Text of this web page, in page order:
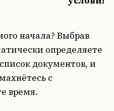
начала? Выбрав
определяете
документов, и
с
время.